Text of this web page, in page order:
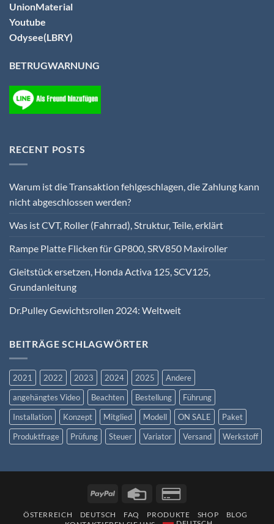
UnionMaterial
Youtube
Odysee(LBRY)
BETRUGWARNUNG
RECENT POSTS
Warum ist die Transaktion fehlgeschlagen, die Zahlung kann
nicht abgeschlossen werden?
Was ist CVT, Roller (Fahrrad), Struktur, Teile, erklärt
Rampe Platte Flicken für GP800, SRV850 Maxiroller
Gleitstück ersetzen, Honda Activa 125, SCV125,
Grundanleitung
Dr.Pulley Gewichtsrollen 2024: Weltweit
BEITRÄGE SCHLAGWÖRTER
2021 2022 2023 2024 2025
Andere
angehängtes Video
Beachten Bestellung
Führung
Installation
Konzept Mitglied Modell ON SALE
Paket
Produktfrage
Prüfung Steuer Variator Versand Werkstoff
ÖSTERREICH DEUTSCH FAQ PRODUKTE SHOP
BLOG